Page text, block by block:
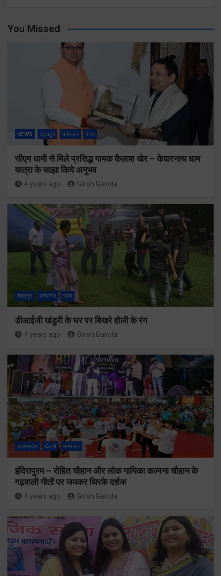
You Missed
NEWS देहरादून मनोरंजन राज्य
सीएम धामी से मिले प्रसिद्ध गायक कैलाश खेर – केदारनाथ धाम
यात्रा के साझा किये अनुभव
4 years ago Girish Gairola
देहरादून मनोरंजन राज्य
डीआईजी खंडुरी के घर पर बिखरे होली के रंग
4 years ago Girish Gairola
उत्तरप्रदेश दिल्ली मनोरंजन
इंदिरापुरम – रोहित चौहान और लोक गायिका कल्पना चौहान के
गढ़वाली गीतों पर जमकर थिरके दर्शक
4 years ago Girish Gairola